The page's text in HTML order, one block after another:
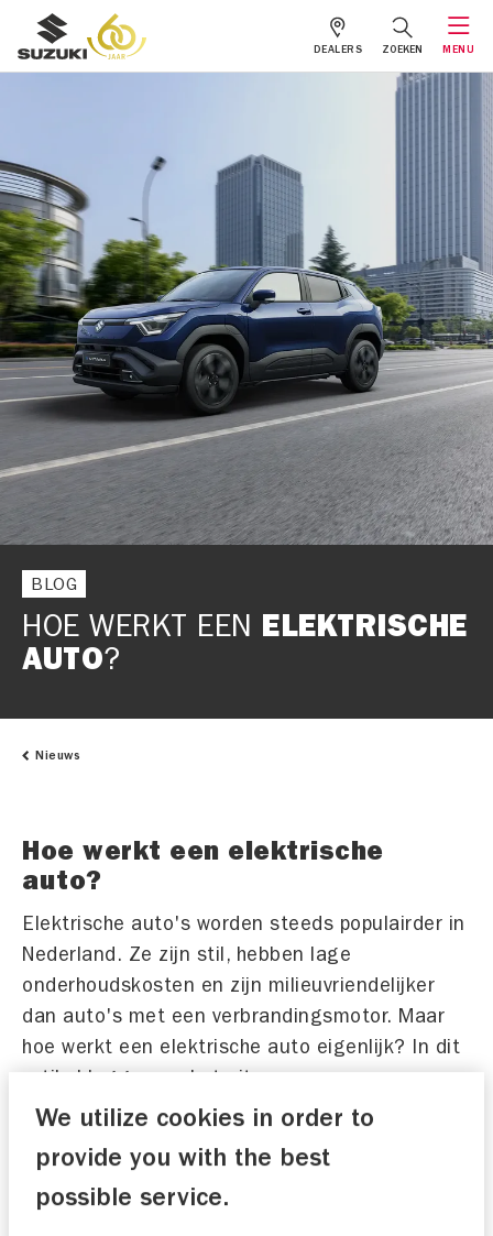
DEALERS ZOEKEN MENU
BLOG
HOE WERKT EEN ELEKTRISCHE
AUTO?
Nieuws
Hoe werkt een elektrische
auto?
Elektrische auto's worden steeds populairder in
Nederland. Ze zijn stil, hebben lage
onderhoudskosten en zijn milieuvriendelijker
dan auto's met een verbrandingsmotor. Maar
hoe werkt een elektrische auto eigenlijk? In dit
artikel leggen we het uit.
We utilize cookies in order to
provide you with the best
possible service.